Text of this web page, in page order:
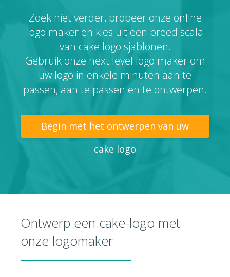
Over
INLOGGEN
Zoek niet verder, probeer onze online
logo maker en kies uit een breed scala
van cake logo sjablonen.
Gebruik onze next level logo maker om
uw logo in enkele minuten aan te
passen, aan te passen en te ontwerpen.
Begin met het ontwerpen van uw
cake logo
Ontwerp een cake-logo met
onze logomaker